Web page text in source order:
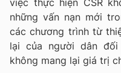
việc thực hiện CSR
những vấn nạn mới
các chương trình từ
lại của người dân
không mang lại giá trị